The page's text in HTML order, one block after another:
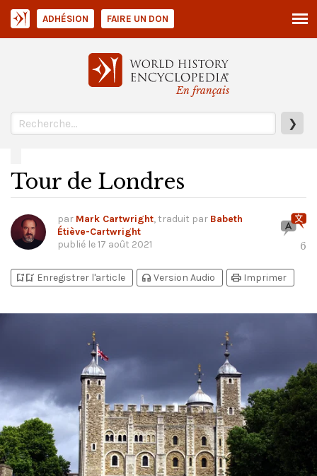
En français
❯
ADHÉSION FAIRE UN DON
Tour de Londres
par Mark Cartwright, traduit par Babeth
Étiève-Cartwright
publié le17 août 2021 6
bookmark_addbookmark_added Enregistrer l'article headphones Version Audio print Imprimer